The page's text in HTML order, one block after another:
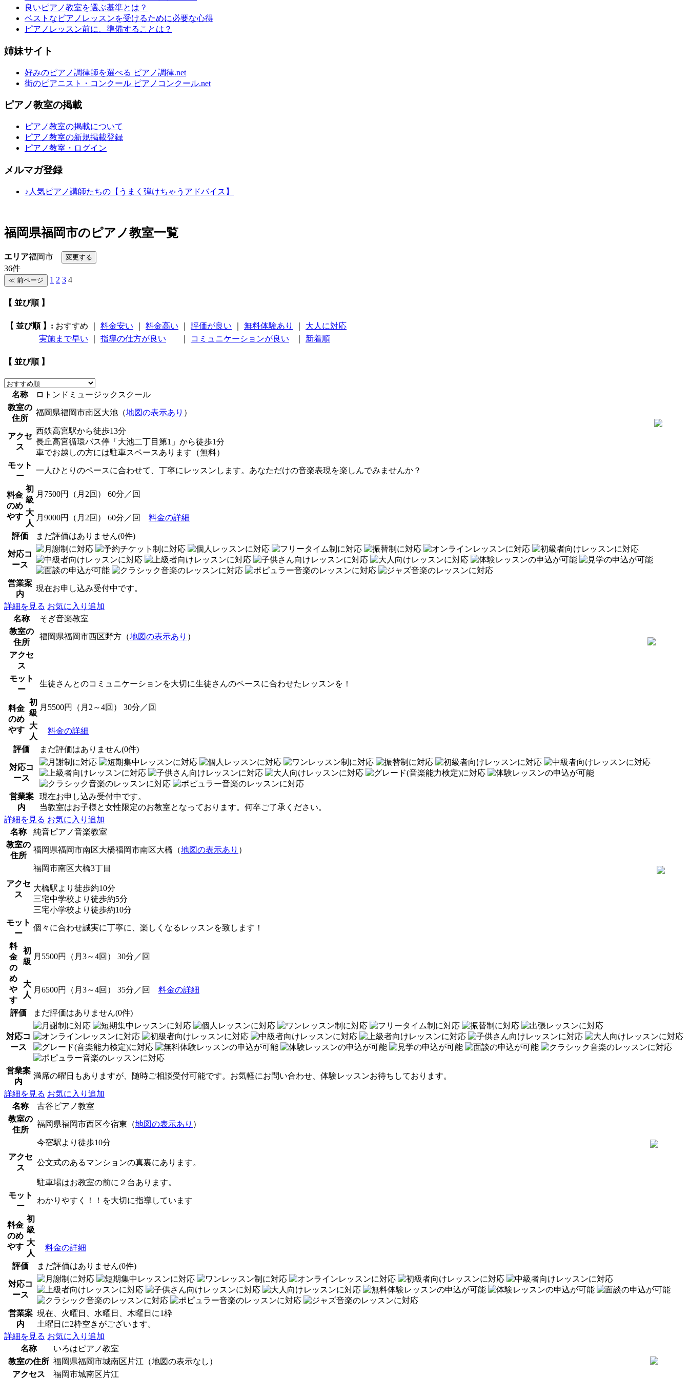
良いピアノ教室を選ぶ基準とは？
ベストなピアノレッスンを受けるために必要な心得
ピアノレッスン前に、準備することは？
姉妹サイト
好みのピアノ調律師を選べる ピアノ調律.net
街のピアニスト・コンクール ピアノコンクール.net
ピアノ教室の掲載
ピアノ教室の掲載について
ピアノ教室の新規掲載登録
ピアノ教室・ログイン
メルマガ登録
♪人気ピアノ講師たちの【うまく弾けちゃうアドバイス】
福岡県福岡市のピアノ教室一覧
エリア福岡市
36件
1 2 3 4
【 並び順 】
【 並び順 】: おすすめ 料金安い 料金高い 評価が良い 無料体験あり
大人に対応
実施まで早い
指導の仕方が良い コミュニケーションが良い 新着順
【 並び順 】
名称
ロトンドミュージックスクール
教室の
住所
福岡県福岡市南区大池（地図の表示あり ）
アクセ
ス
西鉄高宮駅から徒歩13分
長丘高宮循環バス停「大池二丁目第1」から徒歩1分
車でお越しの方には駐車スペースあります（無料）
モット
ー
一人ひとりのペースに合わせて、丁寧にレッスンします。あなただけの音楽表現を楽しんでみませんか？
料金
のめ
やす
初
級
月7500円（月2回） 60分／回
大
人
月9000円（月2回） 60分／回 料金の詳細
評価 まだ評価はありません(0件)
対応コ
ース
営業案
内
現在お申し込み受付中です。
詳細を見る お気に入り追加
名称
そぎ音楽教室
教室の
住所
福岡県福岡市西区野方（地図の表示あり ）
アクセ
ス
モット
ー
生徒さんとのコミュニケーションを大切に生徒さんのペースに合わせたレッスンを！
料金
のめ
やす
初
級
月5500円（月2～4回） 30分／回
大
人
料金の詳細
評価 まだ評価はありません(0件)
対応コ
ース
営業案
内
現在お申し込み受付中です。
当教室はお子様と女性限定のお教室となっております。何卒ご了承ください。
詳細を見る お気に入り追加
名称
純音ピアノ音楽教室
教室の
住所
福岡県福岡市南区大橋福岡市南区大橋（地図の表示あり ）
アクセ
ス
福岡市南区大橋3丁目
大橋駅より徒歩約10分
三宅中学校より徒歩約5分
三宅小学校より徒歩約10分
モット
ー
個々に合わせ誠実に丁寧に、楽しくなるレッスンを致します！
料
金
の
め
や
す
初
級
月5500円（月3～4回） 30分／回
大
人
月6500円（月3～4回） 35分／回 料金の詳細
評価 まだ評価はありません(0件)
対応コ
ース
営業案
内
満席の曜日もありますが、随時ご相談受付可能です。お気軽にお問い合わせ、体験レッスンお待ちしております。
詳細を見る お気に入り追加
名称
古谷ピアノ教室
教室の
住所
福岡県福岡市西区今宿東（地図の表示あり ）
アクセ
ス
今宿駅より徒歩10分
公文式のあるマンションの真裏にあります。
駐車場はお教室の前に２台あります。
モット
ー
わかりやすく！！を大切に指導しています
料金
のめ
やす
初
級
大
人
料金の詳細
評価 まだ評価はありません(0件)
対応コ
ース
営業案
内
現在、火曜日、水曜日、木曜日に1枠
土曜日に2枠空きがございます。
詳細を見る お気に入り追加
名称
いろはピアノ教室
教室の住所 福岡県福岡市城南区片江（地図の表示なし）
アクセス
福岡市城南区片江